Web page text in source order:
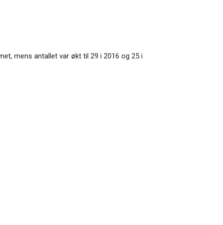
mens antallet var økt til 29 i 2016 og 25 i